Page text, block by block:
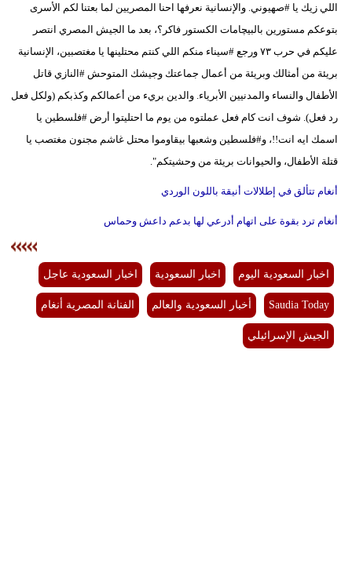
اللي زيك يا #صهيوني. والإنسانية نعرفها احنا المصريين لما بعتنا لكم الأسرى
بتوعكم مستورين بالبيچامات الكستور فاكر؟، بعد ما الجيش المصري انتصر
عليكم في حرب ٧٣ ورجع #سيناء منكم اللي كنتم محتلينها يا مغتصبين، الإنسانية
بريئة من أمثالك وبريئة من أعمال جماعتك وجيشك المتوحش #النازي قاتل
الأطفال والنساء والمدنيين الأبرياء. والدين بريء من أعمالكم وكذبكم (ولكل فعل
رد فعل). شوف انت كام فعل عملتوه من يوم ما احتليتوا أرض #فلسطين يا
اسمك ايه انت!!، و#فلسطين وشعبها بيقاوموا محتل غاشم مجنون مغتصب يا
قتلة الأطفال، والحيوانات بريئة من وحشيتكم".
أنغام تتألق في إطلالات أنيقة باللون الوردي
أنغام ترد بقوة على اتهام أدرعي لها بدعم داعش وحماس
اخبار السعودية اليوم اخبار السعودية اخبار السعودية عاجل
Saudia Today أخبار السعودية والعالم الفنانة المصرية أنغام
الجيش الإسرائيلي